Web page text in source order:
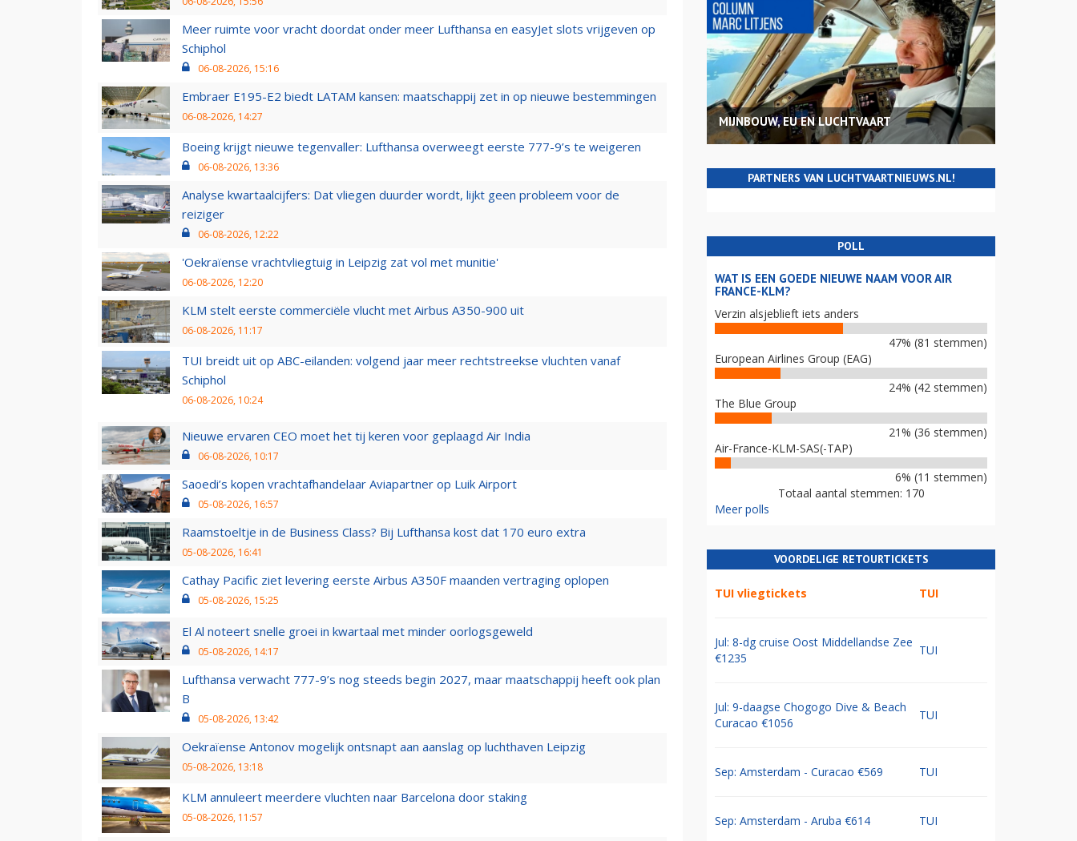
Meer ruimte voor vracht doordat onder meer Lufthansa en easyJet slots vrijgeven op
Schiphol
06-08-2026, 15:16
Embraer E195-E2 biedt LATAM kansen: maatschappij zet in op nieuwe bestemmingen
06-08-2026, 14:27
Boeing krijgt nieuwe tegenvaller: Lufthansa overweegt eerste 777-9’s te weigeren
06-08-2026, 13:36
Analyse kwartaalcijfers: Dat vliegen duurder wordt, lijkt geen probleem voor de
reiziger
06-08-2026, 12:22
'Oekraïense vrachtvliegtuig in Leipzig zat vol met munitie'
06-08-2026, 12:20
KLM stelt eerste commerciële vlucht met Airbus A350-900 uit
06-08-2026, 11:17
TUI breidt uit op ABC-eilanden: volgend jaar meer rechtstreekse vluchten vanaf
Schiphol
06-08-2026, 10:24
Nieuwe ervaren CEO moet het tij keren voor geplaagd Air India
06-08-2026, 10:17
Saoedi’s kopen vrachtafhandelaar Aviapartner op Luik Airport
05-08-2026, 16:57
Raamstoeltje in de Business Class? Bij Lufthansa kost dat 170 euro extra
05-08-2026, 16:41
Cathay Pacific ziet levering eerste Airbus A350F maanden vertraging oplopen
05-08-2026, 15:25
El Al noteert snelle groei in kwartaal met minder oorlogsgeweld
05-08-2026, 14:17
Lufthansa verwacht 777-9’s nog steeds begin 2027, maar maatschappij heeft ook plan
B
05-08-2026, 13:42
Oekraïense Antonov mogelijk ontsnapt aan aanslag op luchthaven Leipzig
05-08-2026, 13:18
KLM annuleert meerdere vluchten naar Barcelona door staking
05-08-2026, 11:57
MIJNBOUW, EU EN LUCHTVAART
PARTNERS VAN LUCHTVAARTNIEUWS.NL!
POLL
WAT IS EEN GOEDE NIEUWE NAAM VOOR AIR
FRANCE-KLM?
Verzin alsjeblieft iets anders
47% (81 stemmen)
European Airlines Group (EAG)
24% (42 stemmen)
The Blue Group
21% (36 stemmen)
Air-France-KLM-SAS(-TAP)
6% (11 stemmen)
Totaal aantal stemmen: 170
Meer polls
VOORDELIGE RETOURTICKETS
TUI vliegtickets TUI
Jul: 8-dg cruise Oost Middellandse Zee
€1235
TUI
Jul: 9-daagse Chogogo Dive & Beach
Curacao €1056
TUI
Sep: Amsterdam - Curacao €569 TUI
Sep: Amsterdam - Aruba €614 TUI